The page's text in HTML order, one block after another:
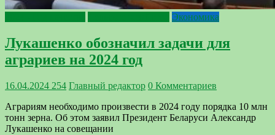
Экономика
Лукашенко обозначил задачи для
аграриев на 2024 год
16.04.2024 254 Главный редактор 0 Комментариев
Аграриям необходимо произвести в 2024 году порядка 10 млн
тонн зерна. Об этом заявил Президент Беларуси Александр
Лукашенко на совещании